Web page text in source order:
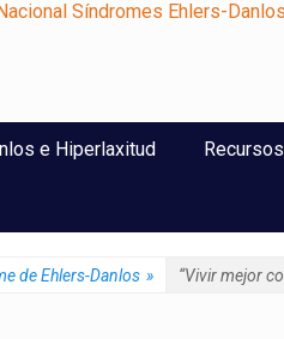
Danlos e Hiperlaxitud
e Hiperlaxitud
de Ehlers-Danlos » “Vivir mejor